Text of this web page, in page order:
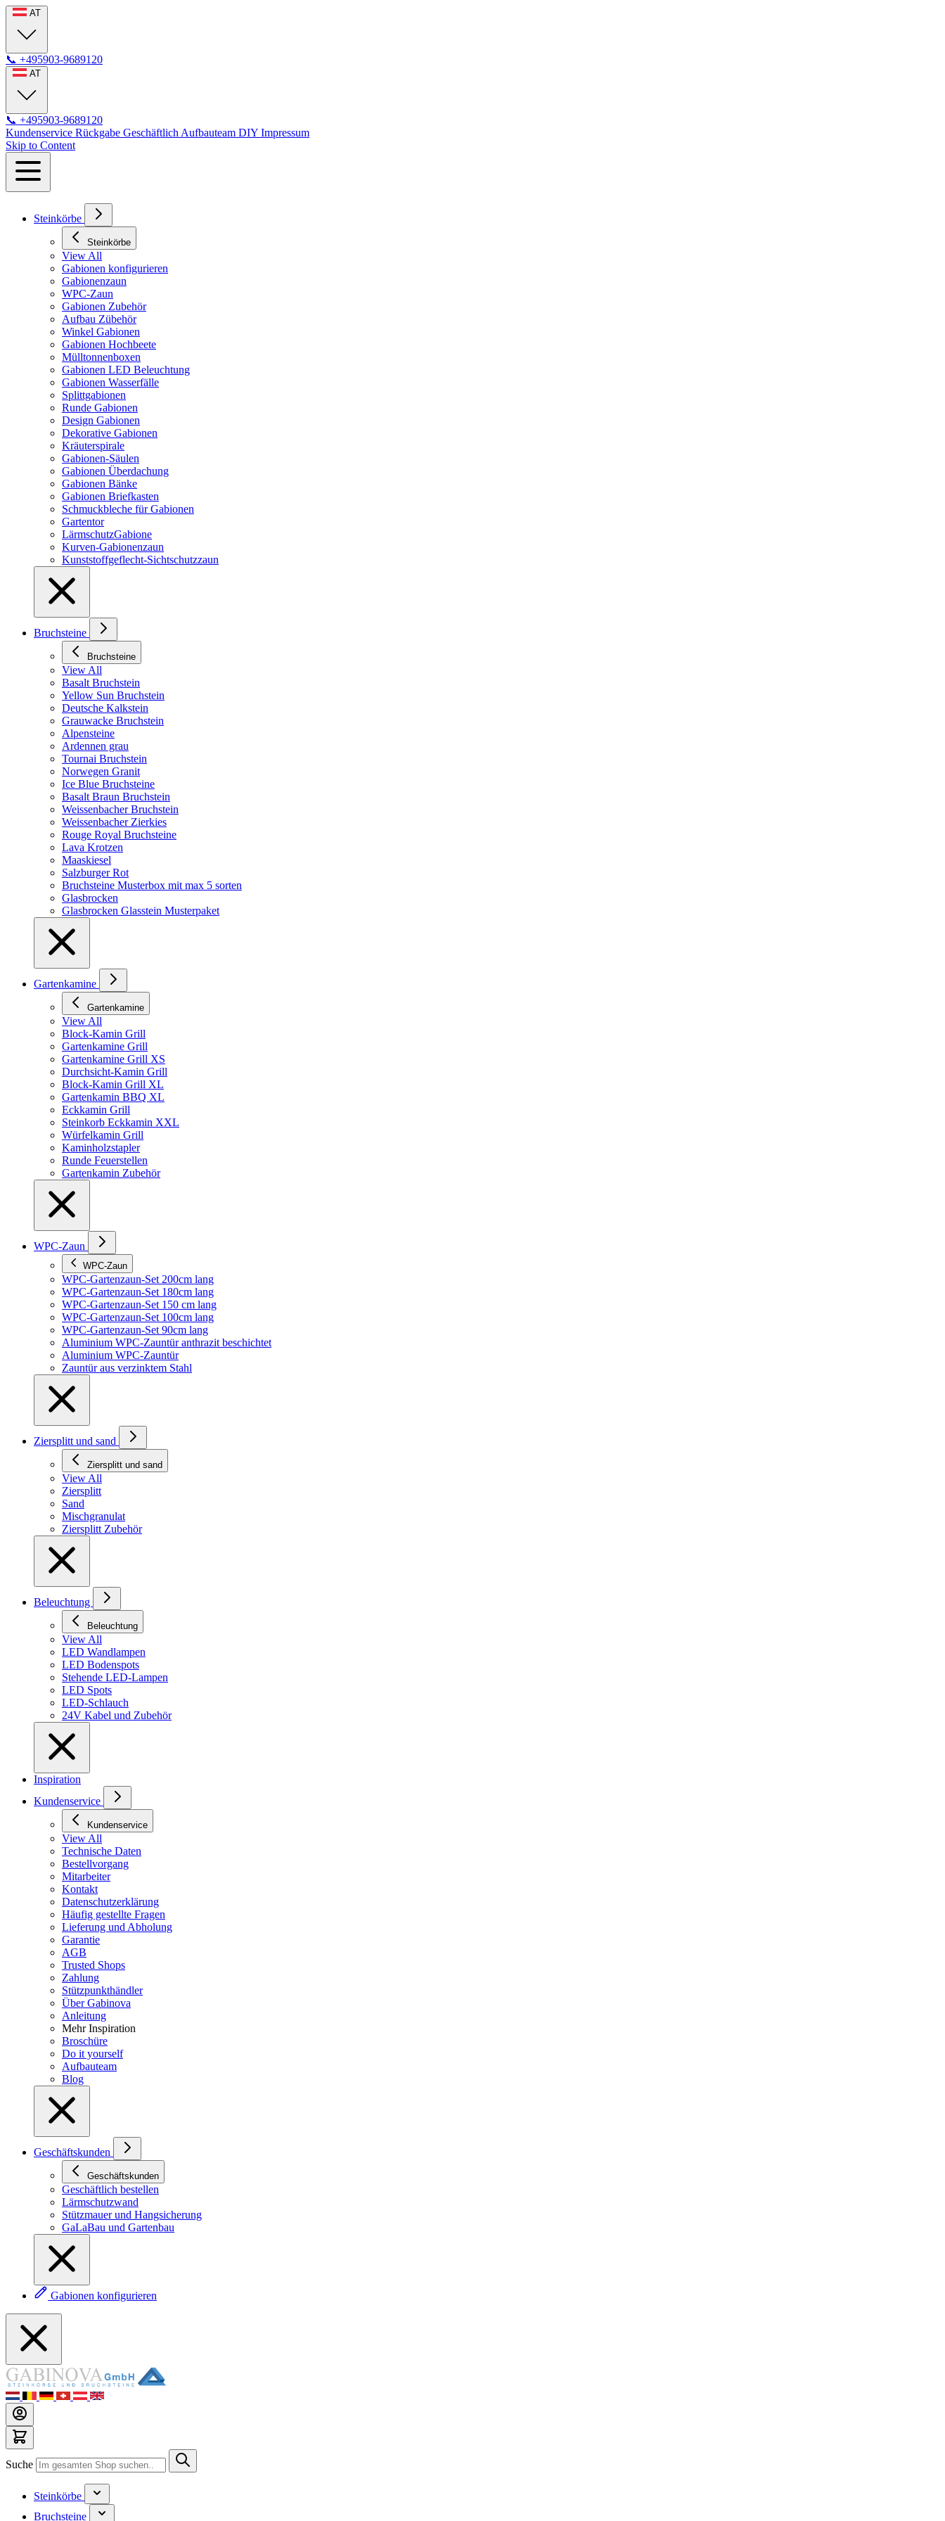
AT
📞 +495903-9689120
AT
📞 +495903-9689120
Kundenservice Rückgabe Geschäftlich Aufbauteam DIY Impressum
Skip to Content
Steinkörbe
Steinkörbe
View All
Gabionen konfigurieren
Gabionenzaun
WPC-Zaun
Gabionen Zubehör
Aufbau Zübehör
Winkel Gabionen
Gabionen Hochbeete
Mülltonnenboxen
Gabionen LED Beleuchtung
Gabionen Wasserfälle
Splittgabionen
Runde Gabionen
Design Gabionen
Dekorative Gabionen
Kräuterspirale
Gabionen-Säulen
Gabionen Überdachung
Gabionen Bänke
Gabionen Briefkasten
Schmuckbleche für Gabionen
Gartentor
LärmschutzGabione
Kurven-Gabionenzaun
Kunststoffgeflecht-Sichtschutzzaun
Bruchsteine
Bruchsteine
View All
Basalt Bruchstein
Yellow Sun Bruchstein
Deutsche Kalkstein
Grauwacke Bruchstein
Alpensteine
Ardennen grau
Tournai Bruchstein
Norwegen Granit
Ice Blue Bruchsteine
Basalt Braun Bruchstein
Weissenbacher Bruchstein
Weissenbacher Zierkies
Rouge Royal Bruchsteine
Lava Krotzen
Maaskiesel
Salzburger Rot
Bruchsteine Musterbox mit max 5 sorten
Glasbrocken
Glasbrocken Glasstein Musterpaket
Gartenkamine
Gartenkamine
View All
Block-Kamin Grill
Gartenkamine Grill
Gartenkamine Grill XS
Durchsicht-Kamin Grill
Block-Kamin Grill XL
Gartenkamin BBQ XL
Eckkamin Grill
Steinkorb Eckkamin XXL
Würfelkamin Grill
Kaminholzstapler
Runde Feuerstellen
Gartenkamin Zubehör
WPC-Zaun
WPC-Zaun
WPC-Gartenzaun-Set 200cm lang
WPC-Gartenzaun-Set 180cm lang
WPC-Gartenzaun-Set 150 cm lang
WPC-Gartenzaun-Set 100cm lang
WPC-Gartenzaun-Set 90cm lang
Aluminium WPC-Zauntür anthrazit beschichtet
Aluminium WPC-Zauntür
Zauntür aus verzinktem Stahl
Ziersplitt und sand
Ziersplitt und sand
View All
Ziersplitt
Sand
Mischgranulat
Ziersplitt Zubehör
Beleuchtung
Beleuchtung
View All
LED Wandlampen
LED Bodenspots
Stehende LED-Lampen
LED Spots
LED-Schlauch
24V Kabel und Zubehör
Inspiration
Kundenservice
Kundenservice
View All
Technische Daten
Bestellvorgang
Mitarbeiter
Kontakt
Datenschutzerklärung
Häufig gestellte Fragen
Lieferung und Abholung
Garantie
AGB
Trusted Shops
Zahlung
Stützpunkthändler
Über Gabinova
Anleitung
Mehr Inspiration
Broschüre
Do it yourself
Aufbauteam
Blog
Geschäftskunden
Geschäftskunden
Geschäftlich bestellen
Lärmschutzwand
Stützmauer und Hangsicherung
GaLaBau und Gartenbau
Gabionen konfigurieren
Suche
Steinkörbe
Bruchsteine